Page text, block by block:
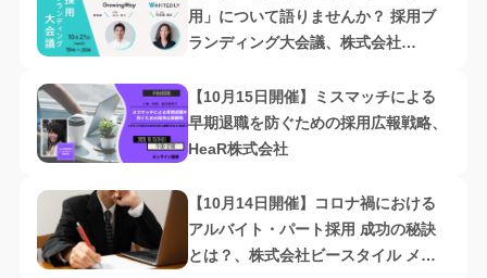
用」について語りませんか？ 採用ブ
ランディング大会議、株式会社
【10月15日開催】ミスマッチによる
早期退職を防ぐための採用広報戦略、
HeaR株式会社
【10月14日開催】コロナ禍における
アルバイト・パート採用 成功の秘訣
とは？、株式会社ビースタイル メデ